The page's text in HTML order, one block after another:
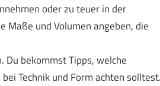
oder zu teuer in der
Maße und Volumen angeben, die
Du bekommst Tipps, welche
Technik und Form achten